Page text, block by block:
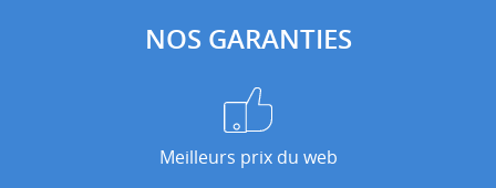
NOS GARANTIES
Meilleurs prix du web